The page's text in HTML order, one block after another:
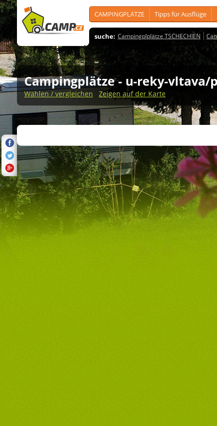
CAMPINGPLÄTZE Tipps für Ausflüge
suche: Campingplplätze TSCHECHIEN
Campingplätze - u-reky-vltava/
Wählen / vergleichen Zeigen auf der Karte